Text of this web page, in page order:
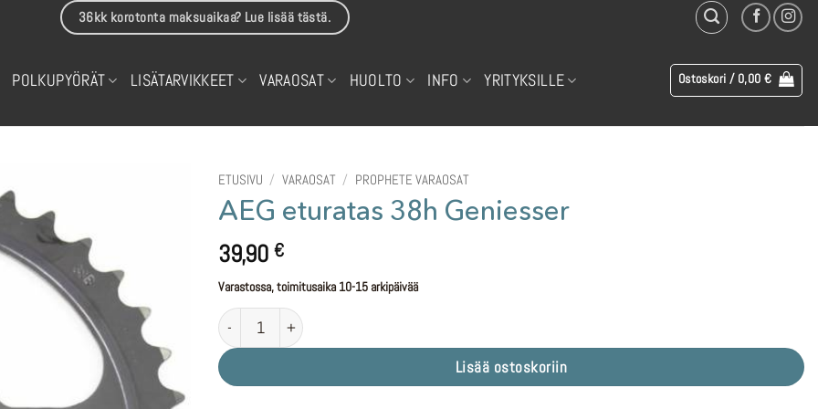
36kk korotonta maksuaikaa? Lue lisää tästä.
POLKUPYÖRÄT LISÄTARVIKKEET VARAOSAT HUOLTO INFO YRITYKSILLE Ostoskori / 0,00 €
ETUSIVU / VARAOSAT / PROPHETE VARAOSAT
AEG eturatas 38h Geniesser
39,90 €
Varastossa, toimitusaika 10-15 arkipäivää
AEG eturatas 38h Geniesser määrä
Lisää ostoskoriin